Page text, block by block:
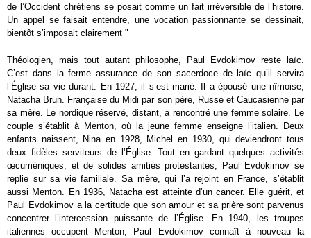
de l’Occident chrétiens se posait comme un fait irréversible de l’histoire.
Un appel se faisait entendre, une vocation passionnante se dessinait,
bientôt s’imposait clairement "
Théologien, mais tout autant philosophe, Paul Evdokimov reste laïc.
C’est dans la ferme assurance de son sacerdoce de laïc qu’il servira
l’Église sa vie durant. En 1927, il s’est marié. Il a épousé une nîmoise,
Natacha Brun. Française du Midi par son père, Russe et Caucasienne par
sa mère. Le nordique réservé, distant, a rencontré une femme solaire. Le
couple s’établit à Menton, où la jeune femme enseigne l’italien. Deux
enfants naissent, Nina en 1928, Michel en 1930, qui deviendront tous
deux fidèles serviteurs de l’Église. Tout en gardant quelques activités
œcuméniques, et de solides amitiés protestantes, Paul Evdokimov se
replie sur sa vie familiale. Sa mère, qui l’a rejoint en France, s’établit
aussi Menton. En 1936, Natacha est atteinte d’un cancer. Elle guérit, et
Paul Evdokimov a la certitude que son amour et sa prière sont parvenus
concentrer l’intercession puissante de l’Église. En 1940, les troupes
italiennes occupent Menton, Paul Evdokimov connaît à nouveau la